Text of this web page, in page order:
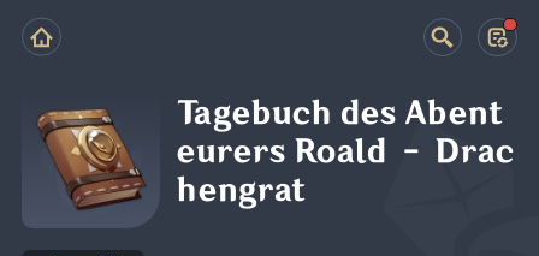
Tagebuch des Abent
eurers Roald – Drac
hengrat